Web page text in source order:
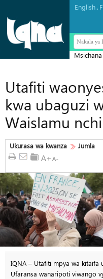
English.
Nakala ya
Utafiti
kwa ubaguzi
Waislamu
Ukurasa wa kwanza Jumla
IQNA – Utafiti mpya wa kitaifa
Ufaransa wanaripoti viwango